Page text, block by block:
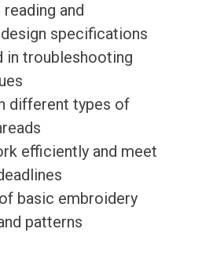
and
specifications
in troubleshooting
different types of
efficiently and meet
basic embroidery
patterns